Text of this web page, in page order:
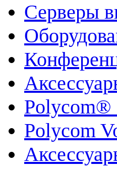
Серверы
Polycom®
Polycom